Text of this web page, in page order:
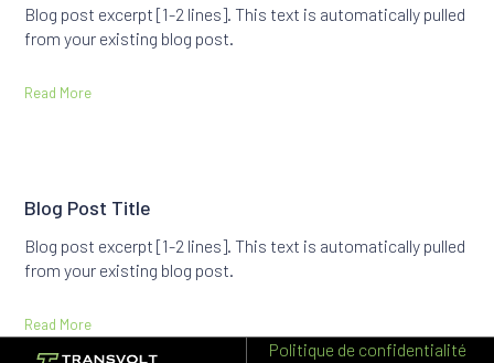
Blog post excerpt [1-2 lines]. This text is automatically pulled
from your existing blog post.
Read More
Blog Post Title
Blog post excerpt [1-2 lines]. This text is automatically pulled
from your existing blog post.
Read More
Politique de confidentialité